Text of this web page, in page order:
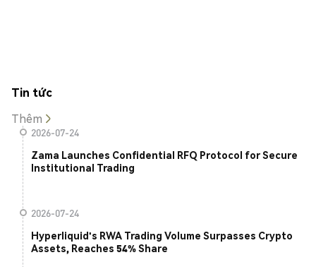
Tin tức
Thêm
2026-07-24
Zama Launches Confidential RFQ Protocol for Secure
Institutional Trading
2026-07-24
Hyperliquid's RWA Trading Volume Surpasses Crypto
Assets, Reaches 54% Share